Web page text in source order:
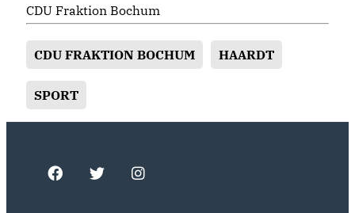
CDU Fraktion Bochum
CDU FRAKTION BOCHUM HAARDT
SPORT